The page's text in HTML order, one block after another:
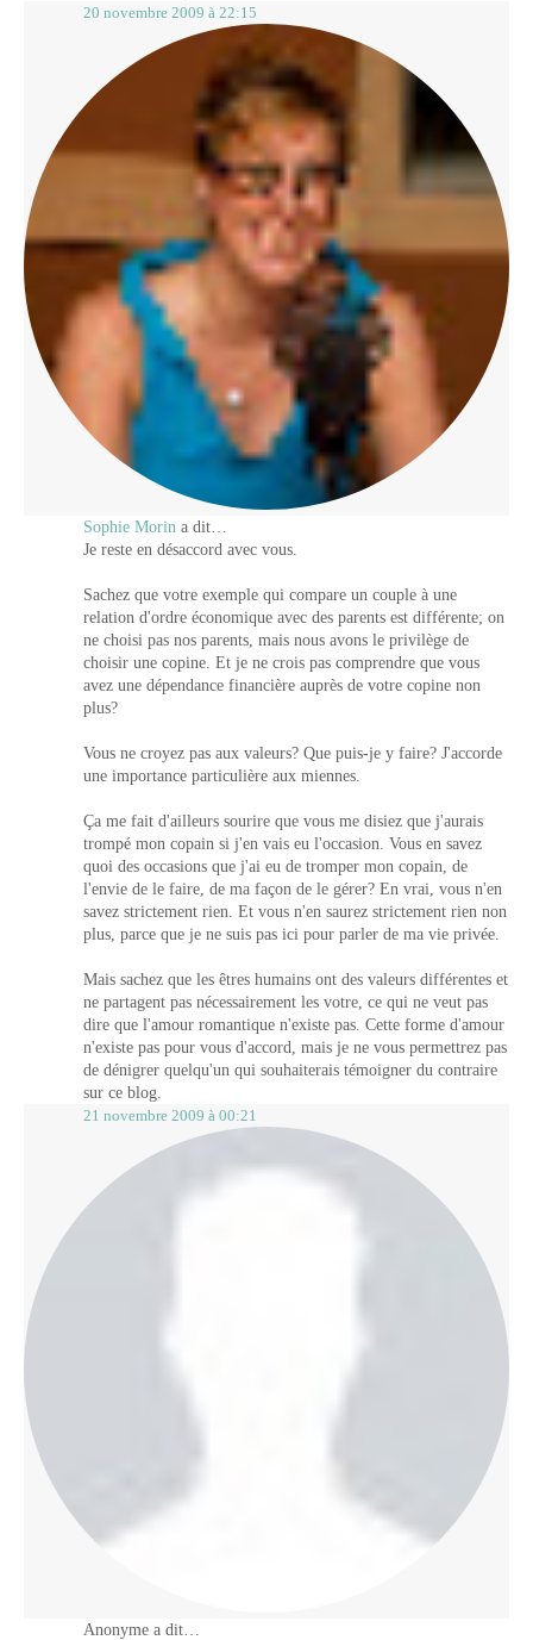
20 novembre 2009 à 22:15
Sophie Morin a dit…
Je reste en désaccord avec vous.
Sachez que votre exemple qui compare un couple à une
relation d'ordre économique avec des parents est différente; on
ne choisi pas nos parents, mais nous avons le privilège de
choisir une copine. Et je ne crois pas comprendre que vous
avez une dépendance financière auprès de votre copine non
plus?
Vous ne croyez pas aux valeurs? Que puis-je y faire? J'accorde
une importance particulière aux miennes.
Ça me fait d'ailleurs sourire que vous me disiez que j'aurais
trompé mon copain si j'en vais eu l'occasion. Vous en savez
quoi des occasions que j'ai eu de tromper mon copain, de
l'envie de le faire, de ma façon de le gérer? En vrai, vous n'en
savez strictement rien. Et vous n'en saurez strictement rien non
plus, parce que je ne suis pas ici pour parler de ma vie privée.
Mais sachez que les êtres humains ont des valeurs différentes et
ne partagent pas nécessairement les votre, ce qui ne veut pas
dire que l'amour romantique n'existe pas. Cette forme d'amour
n'existe pas pour vous d'accord, mais je ne vous permettrez pas
de dénigrer quelqu'un qui souhaiterais témoigner du contraire
sur ce blog.
21 novembre 2009 à 00:21
Anonyme a dit…